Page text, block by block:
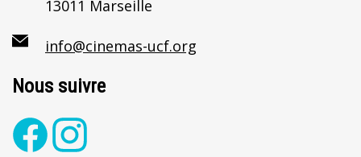
13011 Marseille
info@cinemas-ucf.org
Nous suivre